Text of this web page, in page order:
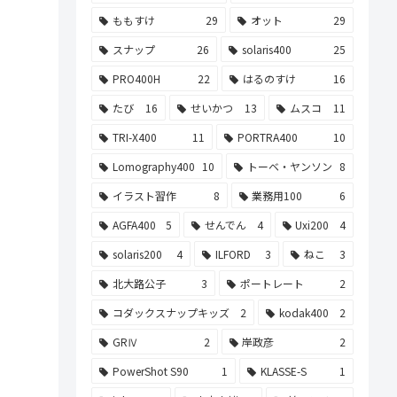
ももすけ 29 オット
29
スナップ
26 solaris400
25
PRO400H
22 はるのすけ
16
たび
16 せいかつ 13 ムスコ
11
TRI-X400
11 PORTRA400
10
Lomography400 10 トーベ・ヤンソン 8
イラスト習作
8 業務用100
6
AGFA400
5 せんでん 4 Uxi200
4
solaris200
4 ILFORD 3 ねこ
3
北大路公子
3 ポートレート
2
コダックスナップキッズ
2 kodak400
2
GRⅣ
2 岸政彦
2
PowerShot S90
1 KLASSE-S
1